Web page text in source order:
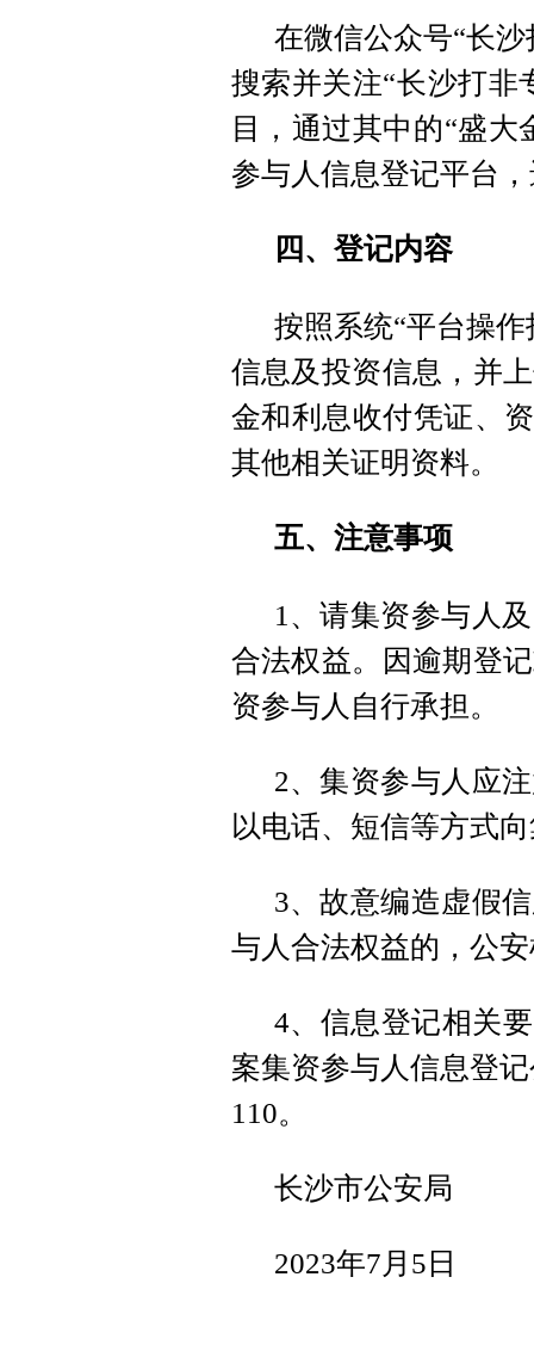
在微信公众号“长
搜索并关注“长沙打非
目，通过其中的“盛大
参与人信息登记平台
四、登记内容
按照系统“平台操
信息及投资信息，并
金和利息收付凭证、
其他相关证明资料。
五、注意事项
1、请集资参与人
合法权益。因逾期登
资参与人自行承担。
2、集资参与人应
以电话、短信等方式
3、故意编造虚假
与人合法权益的，公
4、信息登记相关
案集资参与人信息登
110。
长沙市公安局
2023年7月5日